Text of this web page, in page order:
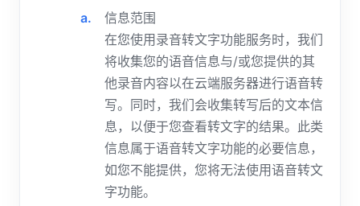
信息范围
在您使用录音转文字功能服务时，我们
将收集您的语音信息与/或您提供的其
他录音内容以在云端服务器进行语音转
写。同时，我们会收集转写后的文本信
息，以便于您查看转文字的结果。此类
信息属于语音转文字功能的必要信息，
如您不能提供，您将无法使用语音转文
字功能。